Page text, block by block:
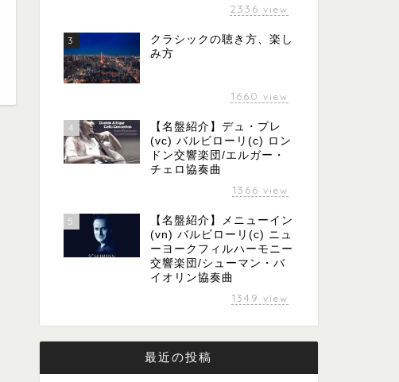
2336 view
3
クラシックの聴き方、楽し
み方
1660 view
4
【名盤紹介】デュ・プレ
(vc) バルビローリ(c) ロン
ドン交響楽団/エルガー・
チェロ協奏曲
1366 view
5
【名盤紹介】メニューイン
(vn) バルビローリ(c) ニュ
ーヨークフィルハーモニー
交響楽団/シューマン・バ
イオリン協奏曲
1349 view
最近の投稿